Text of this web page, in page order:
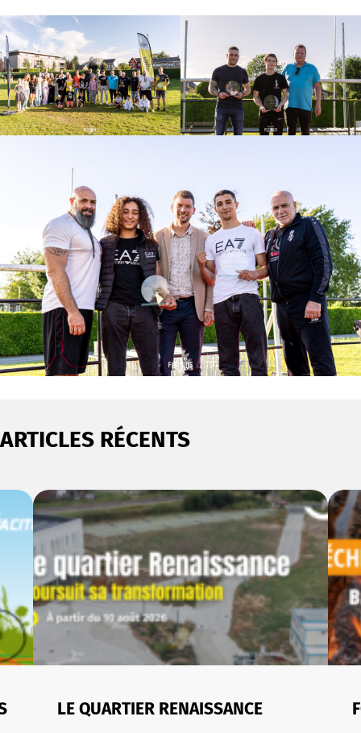
ARTICLES RÉCENTS
LE QUARTIER RENAISSANCE